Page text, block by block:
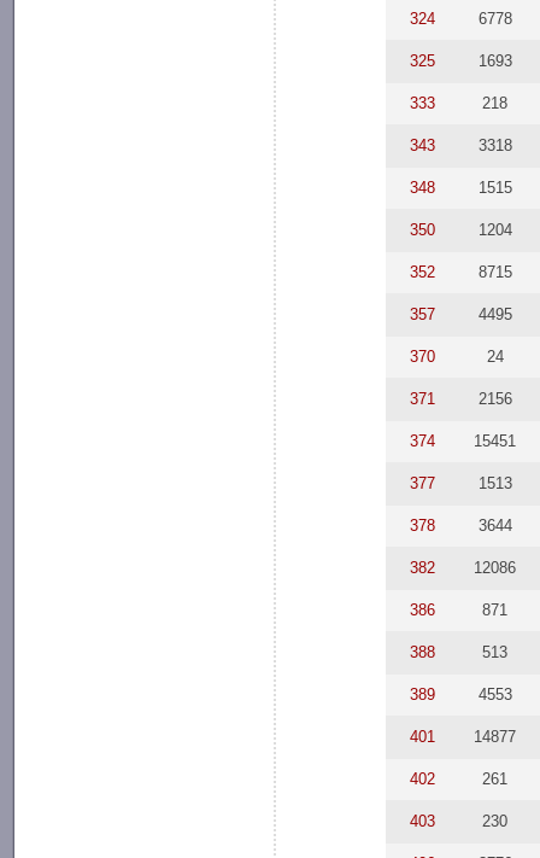
324 6778
325 1693
333 218
343 3318
348 1515
350 1204
352 8715
357 4495
370 24
371 2156
374 15451
377 1513
378 3644
382 12086
386 871
388 513
389 4553
401 14877
402 261
403 230